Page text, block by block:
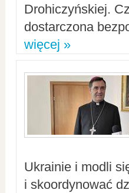
Drohiczyńskiej.
dostarczona
więcej »
Ukrainie i modli
i skoordynować